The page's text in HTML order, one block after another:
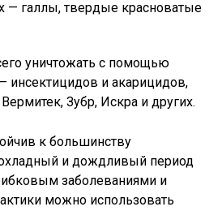
— галлы, твердые красноватые
уничтожать с помощью
инсектицидов и акарицидов,
Зубр, Искра и других.
к большинству
и дождливый период
заболеваниями и
можно использовать